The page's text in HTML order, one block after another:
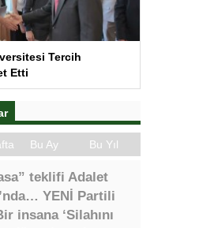
Tercih
Etti
Bu Ay Bu Yıl
teklifi Adalet
YENİ Partili
insana ‘Silahını